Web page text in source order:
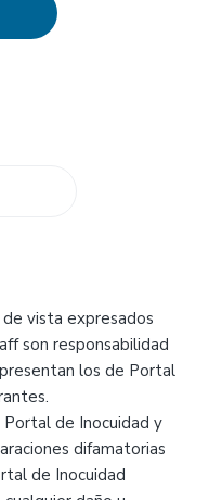
vista expresados
son responsabilidad
los de Portal
de Inocuidad y
difamatorias
de Inocuidad